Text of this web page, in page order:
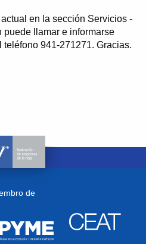
en la sección Servicios -
puede llamar e informarse
941-271271. Gracias.
de